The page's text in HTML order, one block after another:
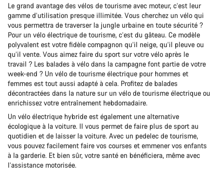
Le grand avantage des vélos de tourisme avec moteur, c’est leur
gamme d’utilisation presque illimitée. Vous cherchez un vélo qui
vous permettra de traverser la jungle urbaine en toute sécurité ?
Pour un vélo électrique de tourisme, c’est du gâteau. Ce modèle
polyvalent est votre fidèle compagnon qu’il neige, qu’il pleuve ou
qu’il vente. Vous aimez faire du sport sur votre vélo après le
travail ? Les balades à vélo dans la campagne font partie de votre
week-end ? Un vélo de tourisme électrique pour hommes et
femmes est tout aussi adapté à cela. Profitez de balades
décontractées dans la nature sur un vélo de tourisme électrique ou
enrichissez votre entraînement hebdomadaire.
Un vélo électrique hybride est également une alternative
écologique à la voiture. Il vous permet de faire plus de sport au
quotidien et de laisser la voiture. Avec un pedelec de tourisme,
vous pouvez facilement faire vos courses et emmener vos enfants
à la garderie. Et bien sûr, votre santé en bénéficiera, même avec
l’assistance motorisée.